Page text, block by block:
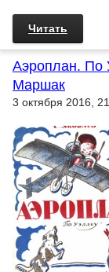
Читать
Аэроплан. По
Маршак
3 октября 2016,